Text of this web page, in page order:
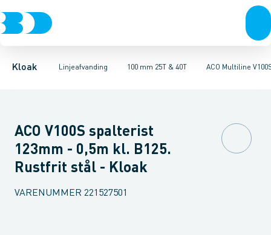
Kloak Linjeafvanding
Rør & fittingsBrøndeBrøndgodsLinjeafvanding Tanke,
100 mm 25T & 40T
100 mm 1,5T, 12,5T & 25T 100 mm 25T & 40T 100 mm 90T 150
ACO Multiline
ULMA MULTIV+ 100. Galvaniseret ULMA MULTIV+ 100.
ACO V100S spalterist
123mm - 0,5m kl. B125.
Rustfrit stål - Kloak
VARENUMMER 221527501